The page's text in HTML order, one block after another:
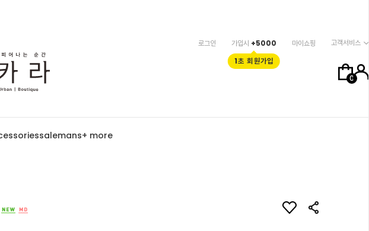
0
로그인 가입시 +5000
1초 회원가입
마이쇼핑 고객서비스
salemans+ more